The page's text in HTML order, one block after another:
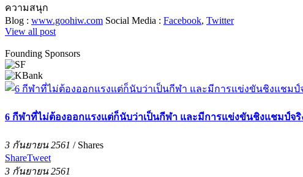
ความสนุก
Blog : www.goohiw.com Social Media : Facebook, Twitter
View all post
Founding Sponsors
6 กีฬาที่ไม่ต้องออกแรงแต่ก็นับว่าเป็นกีฬา และมีการแข่งขันชิงแชมป์จริ
3 กันยายน 2561 / Shares
ShareTweet
3 กันยายน 2561